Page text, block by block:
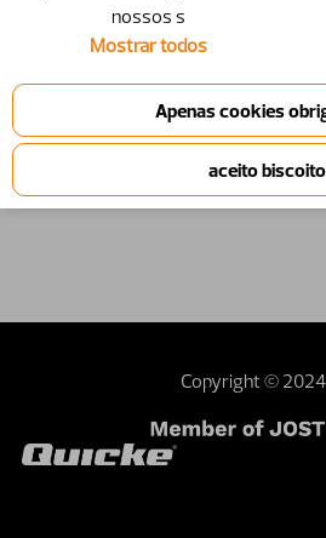
10378209DKit de mangueiras
Product information
Copyright ©
nossos s
Mostrar todos